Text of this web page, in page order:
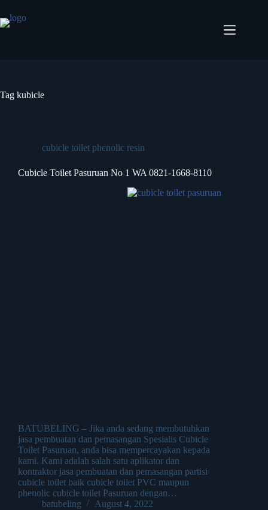
Tag kubicle
cubicle toilet phenolic resin
Cubicle Toilet Pasuruan No 1 WA 0821-1668-8110
BATUBELING – Jika anda sedang membutuhkan
jasa pembuatan dan pemasangan Spesialis Cubicle
Toilet Pasuruan, anda bisa mempercayakan kepada
kami. Kami adalah salah satu aplikator dan
kontraktor jasa pembuatan dan pemasangan partisi
cubicle toilet baik cubicle toilet PVC maupun
phenolic cubicle toilet Pasuruan dengan…
batubeling
August 4, 2022